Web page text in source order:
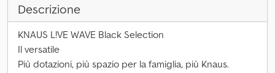
Descrizione
KNAUS L!VE WAVE Black Selection
Il versatile
Più dotazioni, più spazio per la famiglia, più Knaus.